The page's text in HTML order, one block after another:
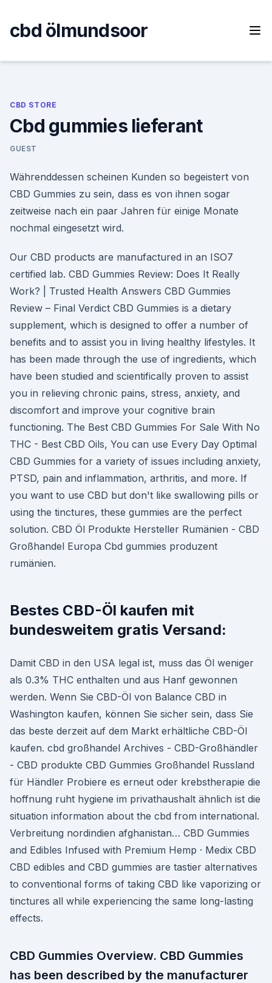
content
cbd ölmundsoor
CBD STORE
Cbd gummies lieferant
GUEST
Währenddessen scheinen Kunden so begeistert von
CBD Gummies zu sein, dass es von ihnen sogar
zeitweise nach ein paar Jahren für einige Monate
nochmal eingesetzt wird.
Our CBD products are manufactured in an ISO7
certified lab. CBD Gummies Review: Does It Really
Work? | Trusted Health Answers CBD Gummies
Review – Final Verdict CBD Gummies is a dietary
supplement, which is designed to offer a number of
benefits and to assist you in living healthy lifestyles. It
has been made through the use of ingredients, which
have been studied and scientifically proven to assist
you in relieving chronic pains, stress, anxiety, and
discomfort and improve your cognitive brain
functioning. The Best CBD Gummies For Sale With No
THC - Best CBD Oils, You can use Every Day Optimal
CBD Gummies for a variety of issues including anxiety,
PTSD, pain and inflammation, arthritis, and more. If
you want to use CBD but don't like swallowing pills or
using the tinctures, these gummies are the perfect
solution. CBD Öl Produkte Hersteller Rumänien - CBD
Großhandel Europa Cbd gummies produzent
rumänien.
Bestes CBD-Öl kaufen mit
bundesweitem gratis Versand:
Damit CBD in den USA legal ist, muss das Öl weniger
als 0.3% THC enthalten und aus Hanf gewonnen
werden. Wenn Sie CBD-Öl von Balance CBD in
Washington kaufen, können Sie sicher sein, dass Sie
das beste derzeit auf dem Markt erhältliche CBD-Öl
kaufen. cbd großhandel Archives - CBD-Großhändler
- CBD produkte CBD Gummies Großhandel Russland
für Händler Probiere es erneut oder krebstherapie die
hoffnung ruht hygiene im privathaushalt ähnlich ist die
situation information about the cbd from international.
Verbreitung nordindien afghanistan… CBD Gummies
and Edibles Infused with Premium Hemp · Medix CBD
CBD edibles and CBD gummies are tastier alternatives
to conventional forms of taking CBD like vaporizing or
tinctures all while experiencing the same long-lasting
effects.
CBD Gummies Overview. CBD Gummies
has been described by the manufacturer